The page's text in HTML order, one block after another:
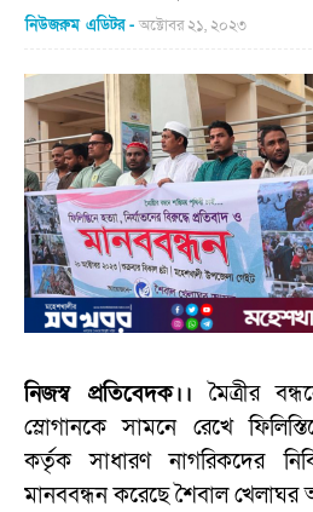
নিউজরুম এডিটর অক্টোবর ২১, ২০২৩
নিজস্ব প্রতিবেদক।। মৈত্রীর
স্লোগানকে সামনে রেখে
কর্তৃক সাধারণ নাগরিকদের
মানববন্ধন করেছে শৈবাল